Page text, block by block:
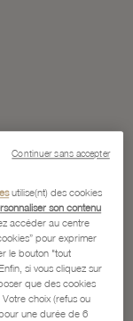
utilise(nt) des cookies
son contenu
accéder au centre
pour exprimer
le bouton "tout
si vous cliquez sur
que des cookies
choix (refus ou
une durée de 6
Continuer sans accepter